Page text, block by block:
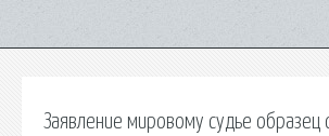
Заявление мировому судье образец